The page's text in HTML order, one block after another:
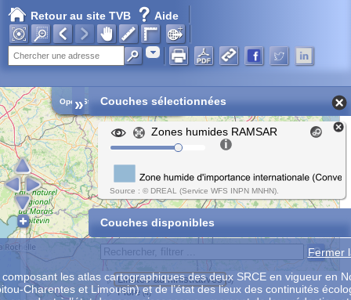
Retour au site TVB Aide
Adresse
Open Street Map
» Couches sélectionnées
Zones humides RAMSAR
Source : © DREAL (Service WFS INPN MNHN).
Couches disponibles
Limites administratives (5)
Flore (4)
Fermer
les atlas cartographiques des deux SRCE en vigueur en
Charentes et Limousin) et de l’état des lieux des continuités